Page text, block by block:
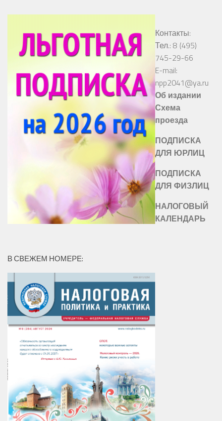
Контакты:
Тел.: 8 (495)
745-29-66
E-mail:
npp2041@ya.ru
Об издании
Схема
проезда
ПОДПИСКА
ДЛЯ ЮРЛИЦ
ПОДПИСКА
ДЛЯ ФИЗЛИЦ
НАЛОГОВЫЙ
КАЛЕНДАРЬ
В СВЕЖЕМ НОМЕРЕ: